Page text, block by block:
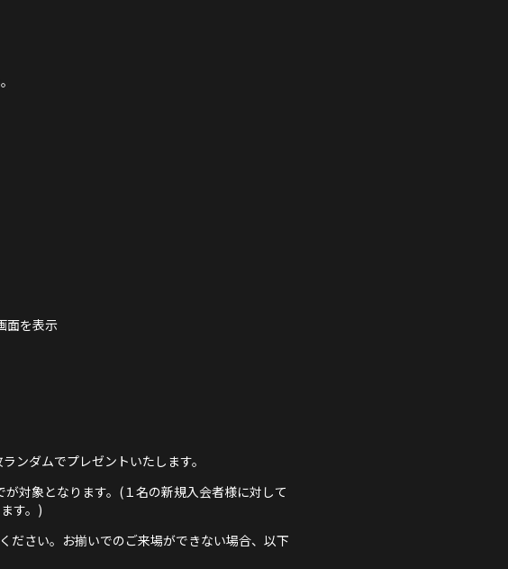
面を表示
ンダムでプレゼントいたします。
対象となります。(１名の新規入会者様に対して
す。)
ださい。お揃いでのご来場ができない場合、以下